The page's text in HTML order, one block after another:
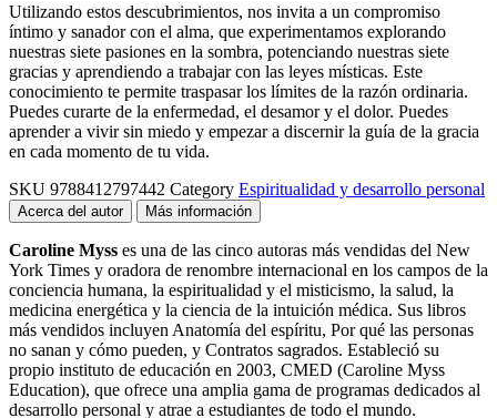
Utilizando estos descubrimientos, nos invita a un compromiso
íntimo y sanador con el alma, que experimentamos explorando
nuestras siete pasiones en la sombra, potenciando nuestras siete
gracias y aprendiendo a trabajar con las leyes místicas. Este
conocimiento te permite traspasar los límites de la razón ordinaria.
Puedes curarte de la enfermedad, el desamor y el dolor. Puedes
aprender a vivir sin miedo y empezar a discernir la guía de la gracia
en cada momento de tu vida.
SKU 9788412797442 Category Espiritualidad y desarrollo personal
Acerca del autor Más información
Caroline Myss es una de las cinco autoras más vendidas del New
York Times y oradora de renombre internacional en los campos de la
conciencia humana, la espiritualidad y el misticismo, la salud, la
medicina energética y la ciencia de la intuición médica. Sus libros
más vendidos incluyen Anatomía del espíritu, Por qué las personas
no sanan y cómo pueden, y Contratos sagrados. Estableció su
propio instituto de educación en 2003, CMED (Caroline Myss
Education), que ofrece una amplia gama de programas dedicados al
desarrollo personal y atrae a estudiantes de todo el mundo.